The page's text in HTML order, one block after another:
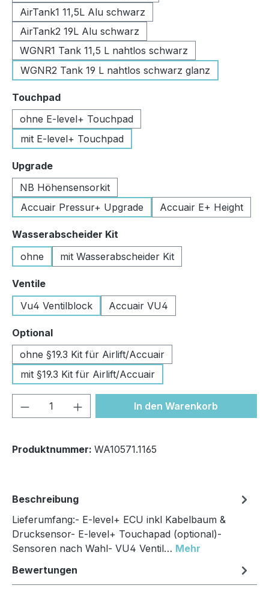
AirTank1 11,5L Alu schwarz
AirTank2 19L Alu schwarz
WGNR1 Tank 11,5 L nahtlos schwarz
WGNR2 Tank 19 L nahtlos schwarz glanz
Touchpadauswählen
ohne E-level+ Touchpad
mit E-level+ Touchpad
Upgradeauswählen
NB Höhensensorkit
Accuair Pressur+ Upgrade
Accuair E+ Height
Wasserabscheider Kit
ohne
mit Wasserabscheider Kit
Ventileauswählen
Vu4 Ventilblock
Accuair VU4
Optionalauswählen
ohne §19.3 Kit für Airlift/Accuair
mit §19.3 Kit für Airlift/Accuair
Produkt Anzahl: Gib denIn den Warenkorb
Produktnummer: WA10571.1165
Beschreibung
Lieferumfang:- E-level+ ECU inkl Kabelbaum &
Drucksensor- E-level+ Touchapad (optional)-
Sensoren nach Wahl- VU4 Ventil… Mehr
Bewertungen